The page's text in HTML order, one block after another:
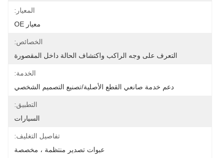
المعيار:
معيار OE
الخصائص:
التعرف على وجه الراكب واكتشاف الحالة داخل المقصورة
الخدمة:
دعم خدمة صانعي القطع الأصلية/تصنيع التصميم الشخصي
التطبيق:
السيارات
تفاصيل التغليف:
عبوات تصدير منتظمة ، مخصصة